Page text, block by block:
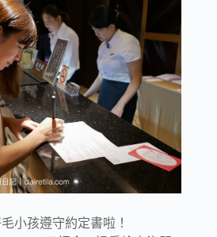
小孩遵守約定書啦！